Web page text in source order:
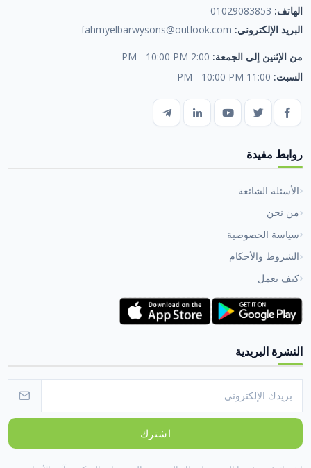
الهاتف: 01029083853
البريد الإلكتروني: fahmyelbarwysons@outlook.com
من الإثنين إلى الجمعة: 2:00 PM - 10:00 PM
السبت: 11:00 PM - 10:00 PM
روابط مفيدة
الأسئلة الشائعة
من نحن
سياسة الخصوصية
الشروط والأحكام
كيف يعمل
النشرة البريدية
اشترك